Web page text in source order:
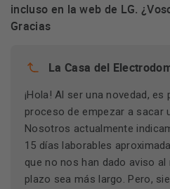
incluso en la web de LG.
Gracias
La Casa del
¡Hola! Al ser una novedad,
proceso de empezar a sacar
Nosotros actualmente
15 días laborables
que no nos han dado aviso
plazo sea más largo. Pero,